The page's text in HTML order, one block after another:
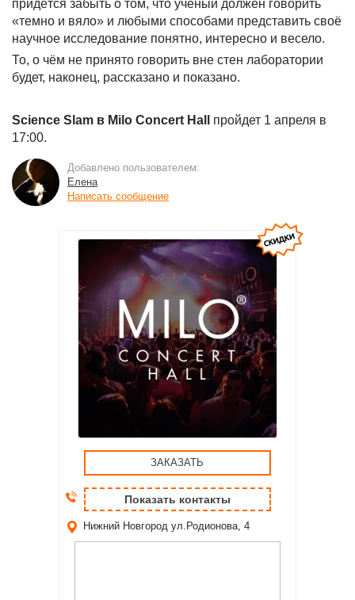
придётся забыть о том, что учёный должен говорить
«темно и вяло» и любыми способами представить своё
научное исследование понятно, интересно и весело.
То, о чём не принято говорить вне стен лаборатории
будет, наконец, рассказано и показано.
Science Slam в Milo Concert Hall
пройдет 1 апреля в
17:00.
Добавлено пользователем:
Елена
Написать сообщение
ЗАКАЗАТЬ
Показать контакты
Нижний Новгород ул.Родионова, 4